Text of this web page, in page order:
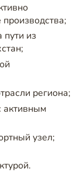
из
региона;
активным
узел;